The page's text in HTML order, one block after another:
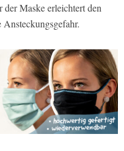
Maske erleichtert den